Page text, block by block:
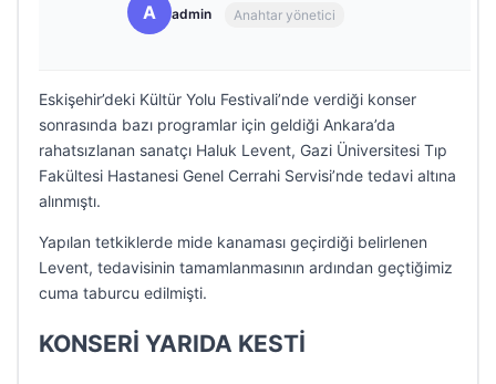
A admin Anahtar yönetici
Eskişehir’deki Kültür Yolu Festivali’nde verdiği konser
sonrasında bazı programlar için geldiği Ankara’da
rahatsızlanan sanatçı Haluk Levent, Gazi Üniversitesi Tıp
Fakültesi Hastanesi Genel Cerrahi Servisi’nde tedavi altına
alınmıştı.
Yapılan tetkiklerde mide kanaması geçirdiği belirlenen
Levent, tedavisinin tamamlanmasının ardından geçtiğimiz
cuma taburcu edilmişti.
KONSERİ YARIDA KESTİ